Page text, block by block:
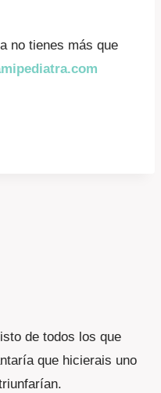
no tienes más que
de todos los que
que hicierais uno